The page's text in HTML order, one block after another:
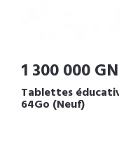
1 300 000
Tablettes
64Go (Neuf)